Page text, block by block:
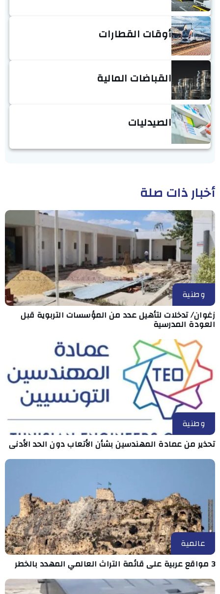
أوقات القطارات
القباضات المالية
الصيدليات
أخبار ذات صلة
وطنية
زغوان/ تدخلات لتأهيل عدد من المؤسسات التربوية قبل
العودة المدرسية
وطنية
تحذير من عمادة المهندسين بشأن الأتعاب دون الحد الأدنى
عالمية
3 مواقع عربية على قائمة التراث العالمي المهدد بالخطر